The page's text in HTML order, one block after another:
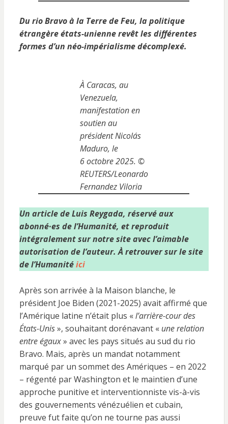
Du rio Bravo à la Terre de Feu, la politique
étrangère états-unienne revêt les différentes
formes d’un néo-impérialisme décomplexé.
À Caracas, au
Venezuela,
manifestation en
soutien au
président Nicolás
Maduro, le
6 octobre 2025. ©
REUTERS/Leonardo
Fernandez Viloria
Un article de Luis Reygada, réservé aux
abonné·es de l’Humanité, et reproduit
intégralement sur notre site avec l’aimable
autorisation de l’auteur. À retrouver sur le site
de l’Humanitéici
Après son arrivée à la Maison blanche, le
président Joe Biden (2021-2025) avait affirmé que
l’Amérique latine n’était plus «l’arrière-cour des
États-Unis», souhaitant dorénavant «une relation
entre égaux» avec les pays situés au sud du rio
Bravo. Mais, après un mandat notamment
marqué par un sommet des Amériques – en 2022
– régenté par Washington et le maintien d’une
approche punitive et interventionniste vis-à-vis
des gouvernements vénézuélien et cubain,
preuve fut faite qu’on ne tourne pas aussi